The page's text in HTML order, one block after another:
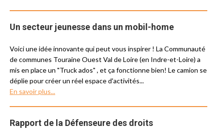
Un secteur jeunesse dans un mobil-home
Voici une idée innovante qui peut vous inspirer ! La Communauté
de communes Touraine Ouest Val de Loire (en Indre-et-Loire) a
mis en place un "Truck ados" , et ça fonctionne bien! Le camion se
déplie pour créer un réel espace d'activités...
En savoir plus...
Rapport de la Défenseure des droits